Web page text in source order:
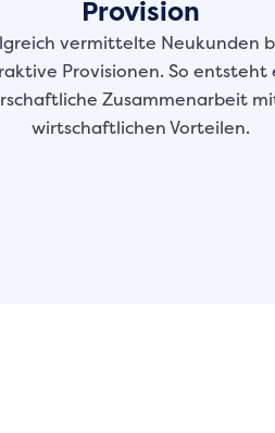
Provision
vermittelte Neukunden
Provisionen. So entsteht
Zusammenarbeit
wirtschaftlichen Vorteilen.